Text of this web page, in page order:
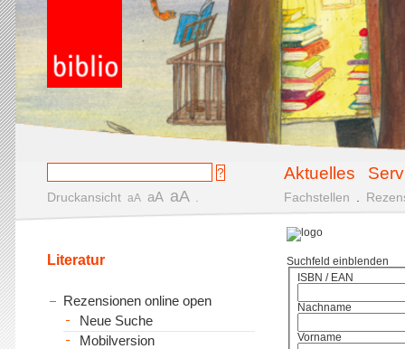
Aktuelles
Druckansicht aA aA aA Fachstellen
Suchfeld einblenden
ISBN / EAN
Nachname
Vorname
Literatur
Rezensionen online open
Neue Suche
Mobilversion